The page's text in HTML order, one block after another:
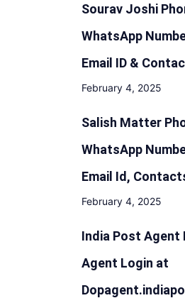
Sourav Joshi
WhatsApp
Email ID &
February 4, 2025
Salish Matter
WhatsApp
Email Id,
February 4, 2025
India Post Agent
Agent Login at